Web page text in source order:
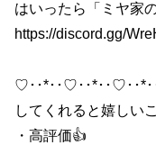
はいったら「ミヤ家
https://discord.gg/
♡･･*･･♡･･*･･♡･･*
してくれると嬉しい
・高評価👍